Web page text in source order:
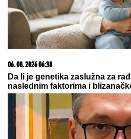
Вучевић: Ђилас је свестан да
бродоломом